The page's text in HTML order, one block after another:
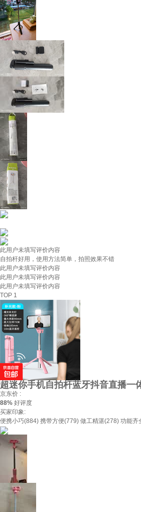
此用户未填写评价内容
自拍杆好用，使用方法简单，拍照效果不错
此用户未填写评价内容
此用户未填写评价内容
此用户未填写评价内容
TOP 1
超迷你手机自拍杆蓝牙抖音直播一
京东价 :
88% 好评度
买家印象:
便携小巧(884) 携带方便(779) 做工精湛(278) 功能齐